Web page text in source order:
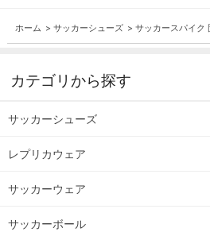
ホーム > サッカーシューズ > サッカースパイク
カテゴリから探す
サッカーシューズ
レプリカウェア
サッカーウェア
サッカーボール